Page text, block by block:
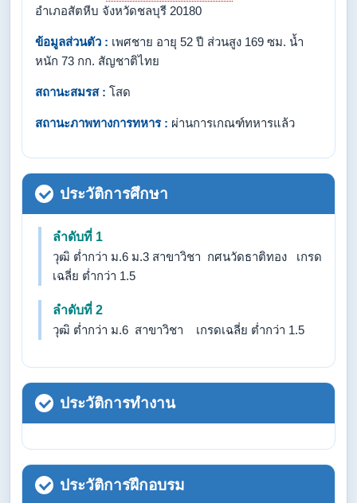
อำเภอสัตหีบ จังหวัดชลบุรี 20180
ข้อมูลส่วนตัว : เพศชาย อายุ 52 ปี ส่วนสูง 169 ซม. น้ำ
หนัก 73 กก. สัญชาติไทย
สถานะสมรส : โสด
สถานะภาพทางการทหาร : ผ่านการเกณฑ์ทหารแล้ว
ประวัติการศึกษา
ลำดับที่ 1
วุฒิ ต่ำกว่า ม.6 ม.3 สาขาวิชา กศนวัดธาติทอง เกรด
เฉลี่ย ต่ำกว่า 1.5
ลำดับที่ 2
วุฒิ ต่ำกว่า ม.6 สาขาวิชา เกรดเฉลี่ย ต่ำกว่า 1.5
ประวัติการทำงาน
ประวัติการฝึกอบรม